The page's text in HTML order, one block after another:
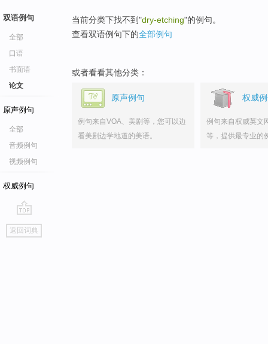
双语例句
全部
口语
书面语
论文
原声例句
全部
音频例句
视频例句
权威例句
go
top
返回词典
当前分类下找不到"dry-etching"的例句。
查看双语例句下的全部例句
或者看看其他分类：
原声例句
例句来自VOA、美剧等，您可以边
看美剧边学地道的美语。
权威
例句来自权威英文
等，提供最专业的